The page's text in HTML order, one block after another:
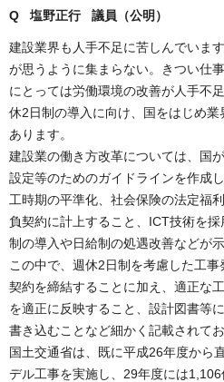
Q 塩野正行 議員（公明 ）
建設業界も人手不足に苦しんでいま
が思うように集まらない。きつい仕
にとっては労働環境の改善が人手不
休2日制の導入に向け、国をはじめ
あります。
建設業の働き方改革については、国
設定等のためのガイドラインを作成
工時期の平準化、社会保険の法定福
負契約に計上すること、ICT技術を
制の導入や日給制の処遇改善などが示
この中で、週休2日制を考慮した工
契約を締結することに加え、適正な
を適正に反映すること、設計図書等
書き込むことなど細かく記載されてお
国土交通省は、既に平成26年度から
デル工事を実施し、29年度には